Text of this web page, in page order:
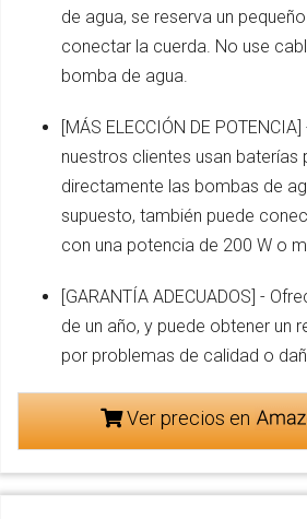
de agua, se reserva un
conectar la cuerda. No use
bomba de agua.
[MÁS ELECCIÓN DE
nuestros clientes usan baterías
directamente las bombas de
supuesto, también puede
con una potencia de 200 W o
[GARANTÍA ADECUADOS] -
de un año, y puede obtener un
por problemas de calidad o
Ver precios en